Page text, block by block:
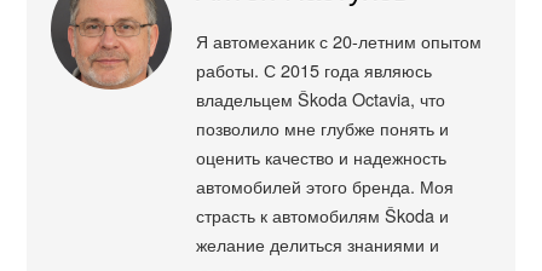
Я автомеханик с 20-летним опытом
работы. С 2015 года являюсь
владельцем Škoda Octavia, что
позволило мне глубже понять и
оценить качество и надежность
автомобилей этого бренда. Моя
страсть к автомобилям Škoda и
желание делиться знаниями и